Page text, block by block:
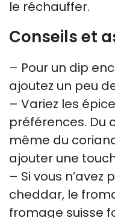
le réchauffer.
Conseils et
– Pour un dip
ajoutez un peu
– Variez les
préférences. Du
même du
ajouter une
– Si vous
cheddar, le
fromage suisse